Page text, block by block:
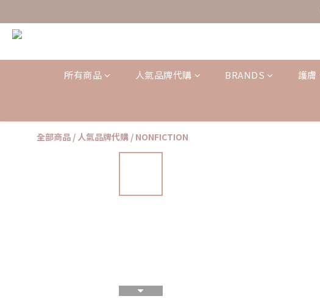
所有商品 人氣品牌代購 BRANDS 護膚
全部商品 / 人氣品牌代購 / NONFICTION